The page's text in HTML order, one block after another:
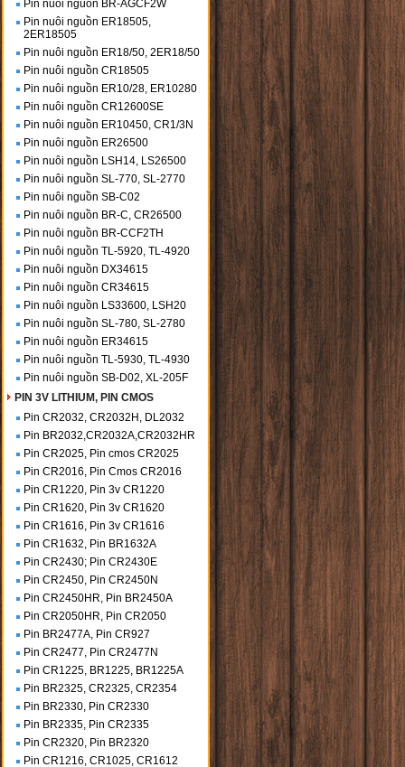
Pin nuôi nguồn BR-AGCF2W
Pin nuôi nguồn ER18505,
2ER18505
Pin nuôi nguồn ER18/50, 2ER18/50
Pin nuôi nguồn CR18505
Pin nuôi nguồn ER10/28, ER10280
Pin nuôi nguồn CR12600SE
Pin nuôi nguồn ER10450, CR1/3N
Pin nuôi nguồn ER26500
Pin nuôi nguồn LSH14, LS26500
Pin nuôi nguồn SL-770, SL-2770
Pin nuôi nguồn SB-C02
Pin nuôi nguồn BR-C, CR26500
Pin nuôi nguồn BR-CCF2TH
Pin nuôi nguồn TL-5920, TL-4920
Pin nuôi nguồn DX34615
Pin nuôi nguồn CR34615
Pin nuôi nguồn LS33600, LSH20
Pin nuôi nguồn SL-780, SL-2780
Pin nuôi nguồn ER34615
Pin nuôi nguồn TL-5930, TL-4930
Pin nuôi nguồn SB-D02, XL-205F
PIN 3V LITHIUM, PIN CMOS
Pin CR2032, CR2032H, DL2032
Pin BR2032,CR2032A,CR2032HR
Pin CR2025, Pin cmos CR2025
Pin CR2016, Pin Cmos CR2016
Pin CR1220, Pin 3v CR1220
Pin CR1620, Pin 3v CR1620
Pin CR1616, Pin 3v CR1616
Pin CR1632, Pin BR1632A
Pin CR2430; Pin CR2430E
Pin CR2450, Pin CR2450N
Pin CR2450HR, Pin BR2450A
Pin CR2050HR, Pin CR2050
Pin BR2477A, Pin CR927
Pin CR2477, Pin CR2477N
Pin CR1225, BR1225, BR1225A
Pin BR2325, CR2325, CR2354
Pin BR2330, Pin CR2330
Pin BR2335, Pin CR2335
Pin CR2320, Pin BR2320
Pin CR1216, CR1025, CR1612